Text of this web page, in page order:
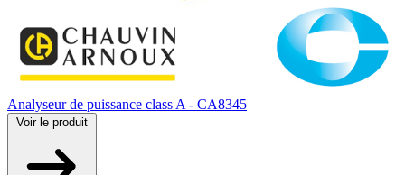
Analyseur de puissance class A - CA8345
Voir le produit